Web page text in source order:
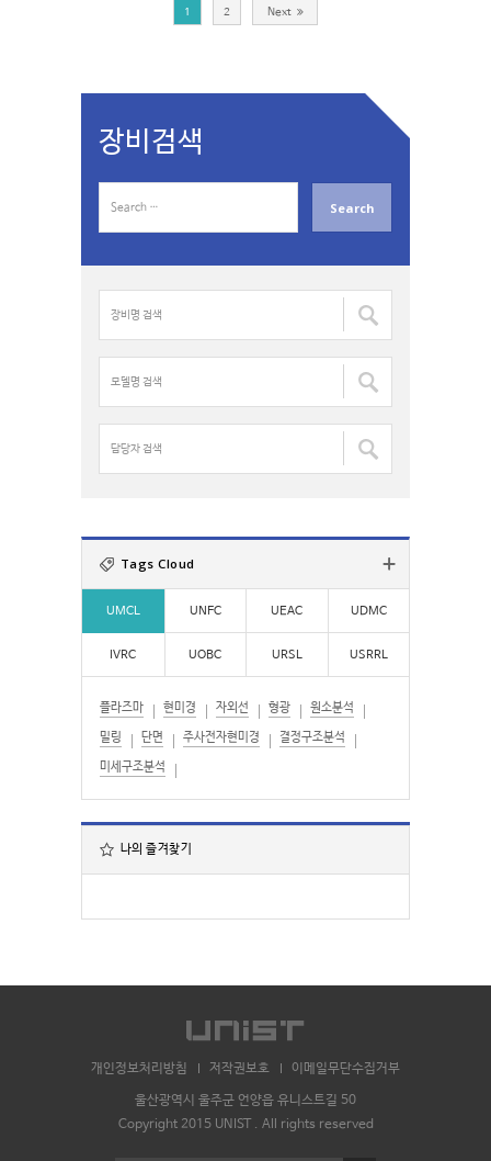
1 2 Next
장비검색
a
명
색
:
델
명
:자
:
Tags Cloud
UMCL UNFC UEAC UDMC
IVRC UOBC URSL USRRL
플라즈마 현미경 자외선 형광 원소분석
밀링 단면 주사전자현미경 결정구조분석
미세구조분석
나의 즐겨찾기
개인정보처리방침 저작권보호 이메일무단수집거부
울산광역시 울주군 언양읍 유니스트길 50
Copyright 2015 UNIST . All rights reserved